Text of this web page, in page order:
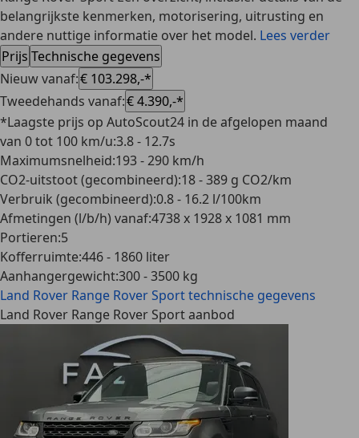
belangrijkste kenmerken, motorisering, uitrusting en
andere nuttige informatie over het model. Lees verder
Prijs Technische gegevens
Nieuw vanaf:€ 103.298,-*
Tweedehands vanaf:€ 4.390,-*
*Laagste prijs op AutoScout24 in de afgelopen maand
van 0 tot 100 km/u:3.8 - 12.7s
Maximumsnelheid:193 - 290 km/h
CO2-uitstoot (gecombineerd):18 - 389 g CO2/km
Verbruik (gecombineerd):0.8 - 16.2 l/100km
Afmetingen (l/b/h) vanaf:4738 x 1928 x 1081 mm
Portieren:5
Kofferruimte:446 - 1860 liter
Aanhangergewicht:300 - 3500 kg
Land Rover Range Rover Sporttechnische gegevens
Land Rover Range Rover Sport aanbod